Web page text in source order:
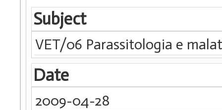
Subject
VET/06 Parassitologia e
Date
2009-04-28